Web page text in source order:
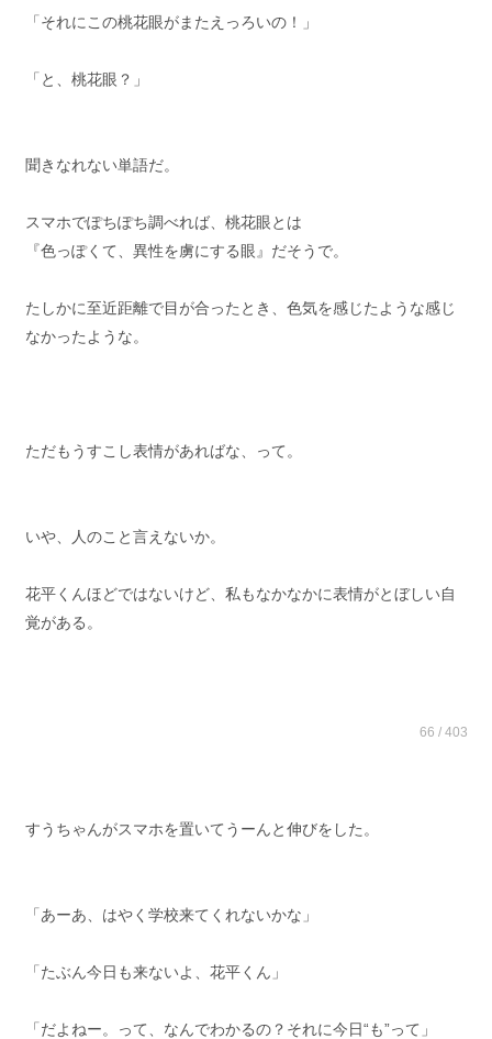
「それにこの桃花眼がまたえっろいの！」
「と、桃花眼？」
聞きなれない単語だ。
スマホでぽちぽち調べれば、桃花眼とは
『色っぽくて、異性を虜にする眼』だそうで。
たしかに至近距離で目が合ったとき、色気を感じたような感じ
なかったような。
ただもうすこし表情があればな、って。
いや、人のこと言えないか。
花平くんほどではないけど、私もなかなかに表情がとぼしい自
覚がある。
66 / 403
すうちゃんがスマホを置いてうーんと伸びをした。
「あーあ、はやく学校来てくれないかな」
「たぶん今日も来ないよ、花平くん」
「だよねー。って、なんでわかるの？それに今日“も”って」